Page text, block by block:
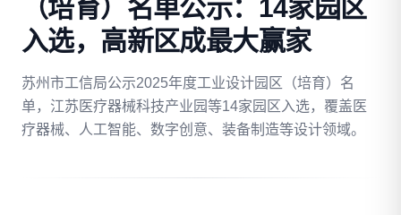
政策资源
FAQ
联系我们
（培育）名单公示：14家园区
入选，高新区成最大赢家
苏州市工信局公示2025年度工业设计园区（培育）名
单，江苏医疗器械科技产业园等14家园区入选，覆盖医
疗器械、人工智能、数字创意、装备制造等设计领域。